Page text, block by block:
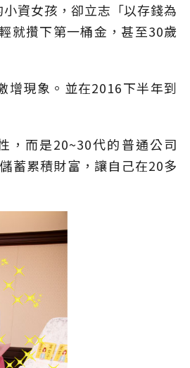
資女孩，卻立志「以存錢為
就攢下第一桶金，甚至30歲
增現象。並在2016下半年到
，而是20~30代的普通公司
蓄累積財富，讓自己在20多